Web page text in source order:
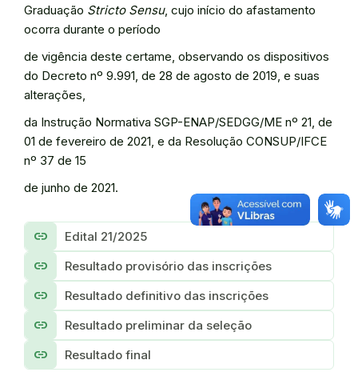
Graduação Stricto Sensu, cujo início do afastamento
ocorra durante o período
de vigência deste certame, observando os dispositivos
do Decreto nº 9.991, de 28 de agosto de 2019, e suas
alterações,
da Instrução Normativa SGP-ENAP/SEDGG/ME nº 21, de
01 de fevereiro de 2021, e da Resolução CONSUP/IFCE
nº 37 de 15
de junho de 2021.
link Edital 21/2025
link Resultado provisório das inscrições
link Resultado definitivo das inscrições
link Resultado preliminar da seleção
link Resultado final